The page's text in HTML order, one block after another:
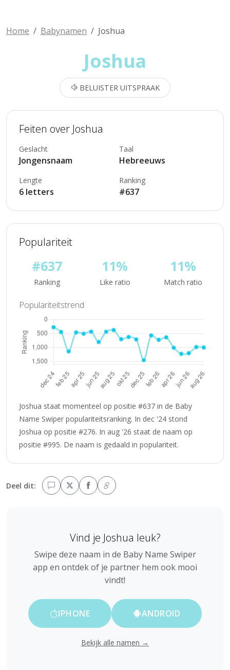
Home Babynamen Joshua
Joshua
BELUISTER UITSPRAAK
Feiten over Joshua
Geslacht
Jongensnaam
Taal
Hebreeuws
Lengte
6 letters
Ranking
#637
Populariteit
#637
Ranking
11%
Like ratio
11%
Match ratio
Populariteitstrend
Joshua staat momenteel op positie #637 in de Baby
Name Swiper populariteitsranking. In dec '24 stond
Joshua op positie #276. In aug '26 staat de naam op
positie #995. De naam is gedaald in populariteit.
Deel dit:
Vind je Joshua leuk?
Swipe deze naam in de Baby Name Swiper
app en ontdek of je partner hem ook mooi
vindt!
IPHONE ANDROID
Bekijk alle namen →